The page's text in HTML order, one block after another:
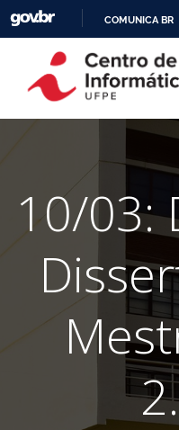
COMUNICA BR
10/03: